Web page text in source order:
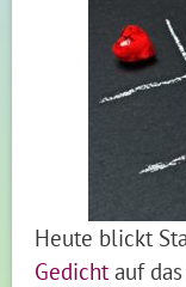
Heute blickt
Gedicht auf